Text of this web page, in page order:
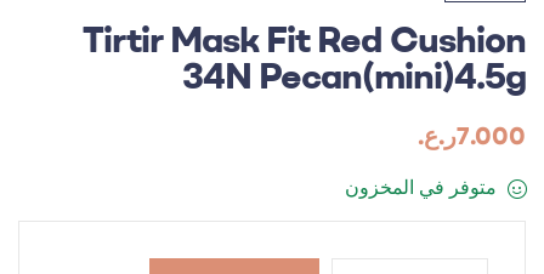
Tirtir Mask Fit Red Cushion
34N Pecan(mini)4.5g
7.000ر.ع.
متوفر في المخزون